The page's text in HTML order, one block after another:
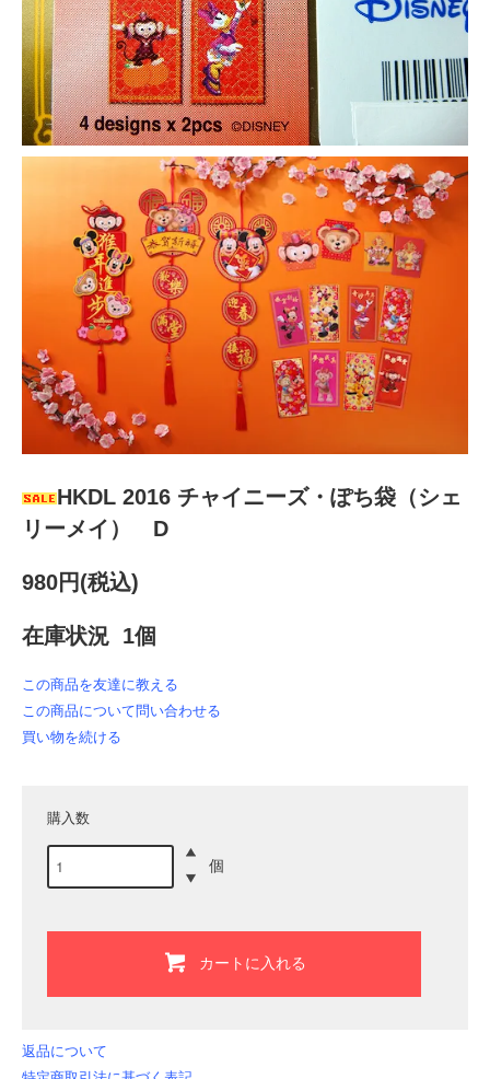
HKDL 2016 チャイニーズ・ぽち袋（シェ
リーメイ） D
980円(税込)
在庫状況 1個
この商品を友達に教える
この商品について問い合わせる
買い物を続ける
購入数
個
カートに入れる
返品について